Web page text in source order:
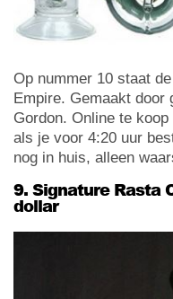
Op nummer 10 staat
Empire. Gemaakt
Gordon. Online te
als je voor 4:20 uur
nog in huis, alleen
9. Signature Rasta
dollar